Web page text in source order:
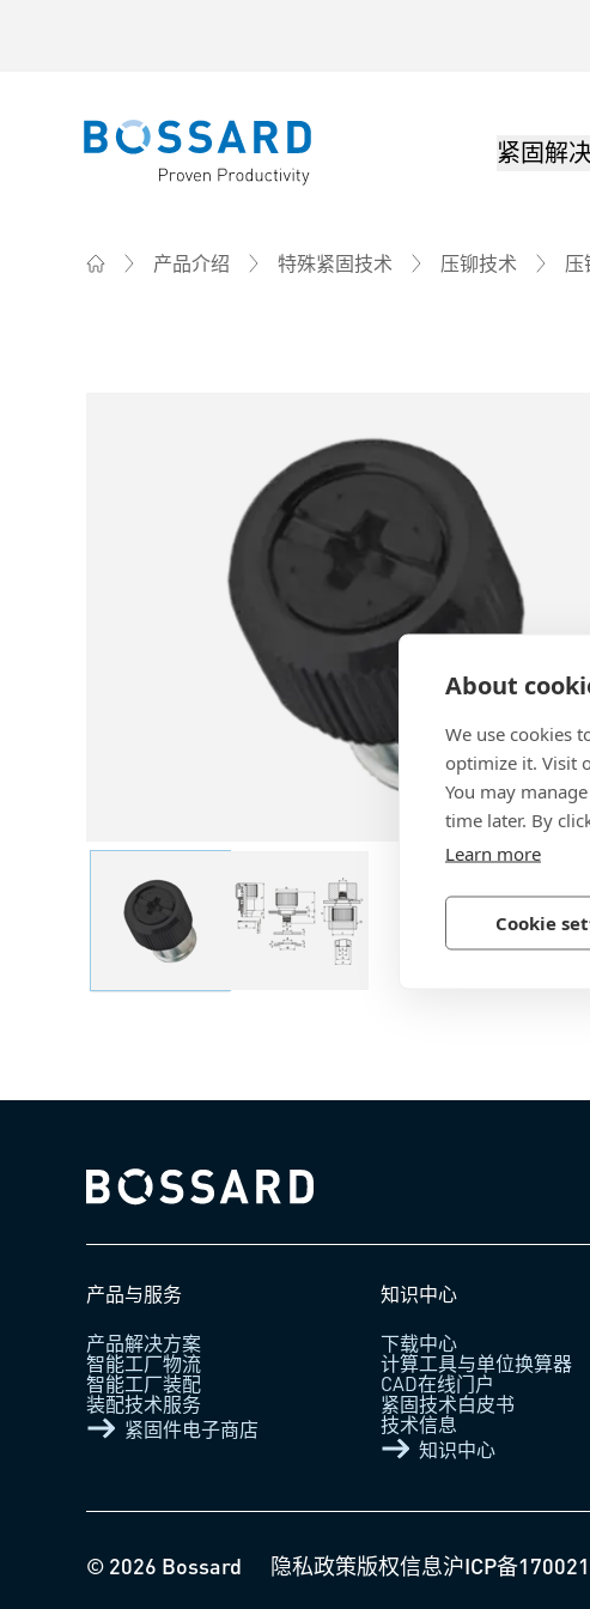
About
We use cookies
optimize it. Visit
You may
time later. By
Learn more
Cookie
Bossard homepage 紧固解
产品介绍 特殊紧固技术 压铆技术 压
Bossard homepage
产品与服务
产品解决方案
智能工厂物流
智能工厂装配
装配技术服务
紧固件电子商店
知识中心
下载中心
计算工具与单位换算器
CAD在线门户
紧固技术白皮书
技术信息
知识中心
隐私政策版权信息沪ICP备
© 2026 Bossard